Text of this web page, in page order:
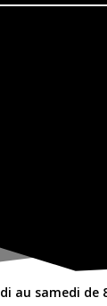
au samedi de